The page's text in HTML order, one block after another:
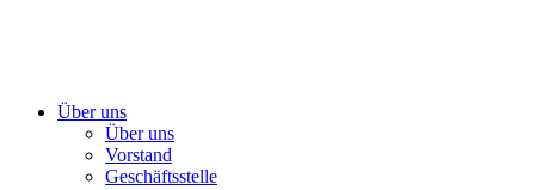
Über uns
Über uns
Vorstand
Geschäftsstelle